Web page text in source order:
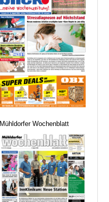
Mühldorfer Wochenblatt